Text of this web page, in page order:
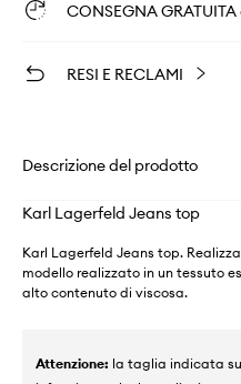
CONSEGNA GRATUITA
RESI E RECLAMI
Descrizione del prodotto
Karl Lagerfeld Jeans top
Karl Lagerfeld Jeans top.
modello realizzato in un tessuto
alto contenuto di viscosa.
Attenzione: la taglia indicata